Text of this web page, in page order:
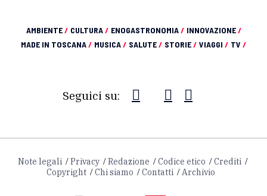
AMBIENTE/ CULTURA/ ENOGASTRONOMIA/ INNOVAZIONE/
MADE IN TOSCANA/ MUSICA/ SALUTE/ STORIE/ VIAGGI / TV /
Seguici su:
Note legali Privacy Redazione Codice etico
Crediti
Copyright
Chi siamo Contatti Archivio